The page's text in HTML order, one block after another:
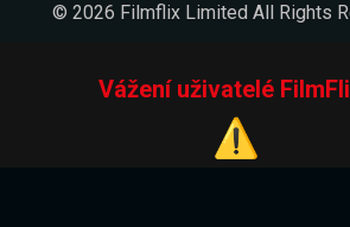
© 2026 Filmflix Limited All Rights
Vážení uživatelé
⚠️